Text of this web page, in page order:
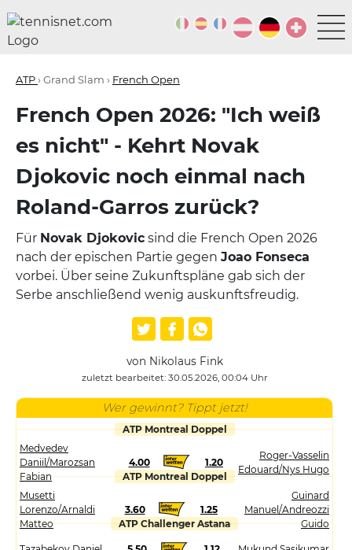
ATP› Grand Slam › French Open
French Open 2026: "Ich weiß
es nicht" - Kehrt Novak
Djokovic noch einmal nach
Roland-Garros zurück?
Für Novak Djokovic sind die French Open 2026
nach der epischen Partie gegen Joao Fonseca
vorbei. Über seine Zukunftspläne gab sich der
Serbe anschließend wenig auskunftsfreudig.
von Nikolaus Fink
zuletzt bearbeitet: 30.05.2026, 00:04 Uhr
Wer gewinnt? Tippt jetzt!
ATP Montreal Doppel
Medvedev
Daniil/Marozsan
Fabian
4.00 1.20
Roger-Vasselin
Edouard/Nys Hugo
ATP Montreal Doppel
Musetti
Lorenzo/Arnaldi
Matteo
3.60 1.25
Guinard
Manuel/Andreozzi
Guido
ATP Challenger Astana